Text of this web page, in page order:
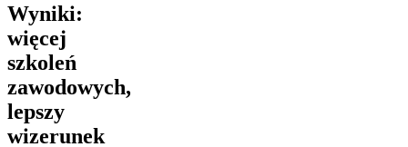
Wyniki:
więcej
szkoleń
zawodowych,
lepszy
wizerunek